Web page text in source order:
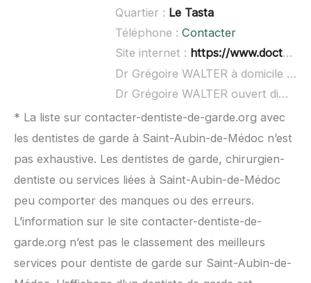
Quartier : Le Tasta
Téléphone : Contacter
Site internet : https://www.doctolib.fr/dentiste/bruges/gregoire-walter
Dr Grégoire WALTER à domicile :
Dr Grégoire WALTER ouvert dimanche :
* La liste sur contacter-dentiste-de-garde.org avec
les dentistes de garde à Saint-Aubin-de-Médoc n’est
pas exhaustive. Les dentistes de garde, chirurgien-
dentiste ou services liées à Saint-Aubin-de-Médoc
peu comporter des manques ou des erreurs.
L’information sur le site contacter-dentiste-de-
garde.org n’est pas le classement des meilleurs
services pour dentiste de garde sur Saint-Aubin-de-